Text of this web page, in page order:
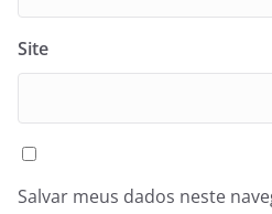
Site
Salvar meus dados neste